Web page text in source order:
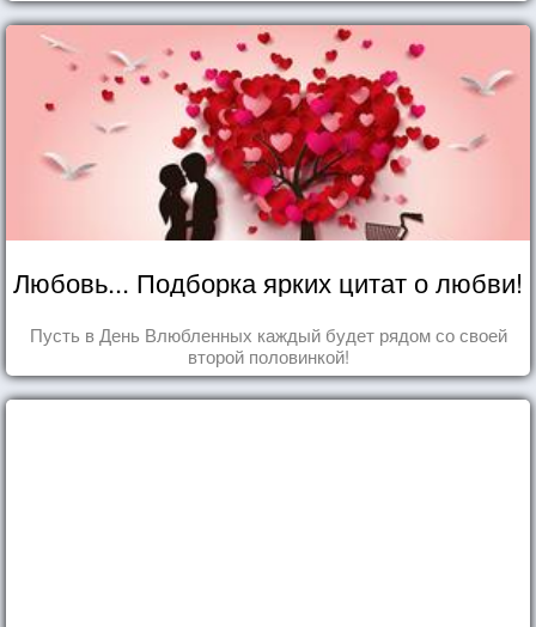
Любовь... Подборка ярких цитат о любви!
Пусть в День Влюбленных каждый будет рядом со своей
второй половинкой!